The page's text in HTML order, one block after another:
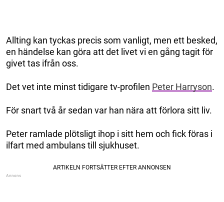
Allting kan tyckas precis som vanligt, men ett besked,
en händelse kan göra att det livet vi en gång tagit för
givet tas ifrån oss.
Det vet inte minst tidigare tv-profilen Peter Harryson.
För snart två år sedan var han nära att förlora sitt liv.
Peter ramlade plötsligt ihop i sitt hem och fick föras i
ilfart med ambulans till sjukhuset.